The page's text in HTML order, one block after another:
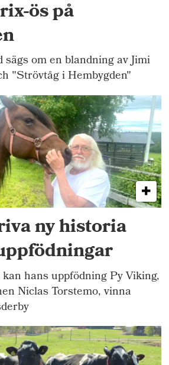
ös på
sägs om en blandning av Jimi
"Strövtåg i Hembygden"
ny historia
hans uppfödning Py Viking,
Niclas Torstemo, vinna